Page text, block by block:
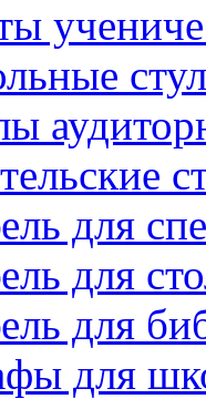
для
для
для
для